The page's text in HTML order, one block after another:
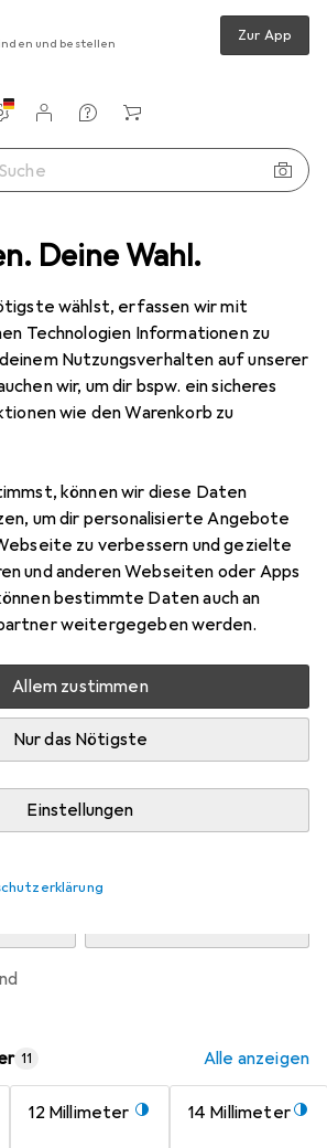
Deine Wahl.
wählst, erfassen wir mit
Technologien Informationen zu
Nutzungsverhalten auf unserer
wir, um dir bspw. ein sicheres
wie den Warenkorb zu
können wir diese Daten
um dir personalisierte Angebote
zu verbessern und gezielte
und anderen Webseiten oder Apps
bestimmte Daten auch an
weitergegeben werden.
Allem zustimmen
Nur das Nötigste
Einstellungen
und bestellen Zur App
Bohrereinsatz Fisch Astlochbohrer
3 Bilder
Marke
Mehr von Fisch
und Mi, 12.8. geliefert
beim Drittanbieter
für genaue Lieferzeit
11 Alle anzeigen
12 Millimeter 14 Millimeter